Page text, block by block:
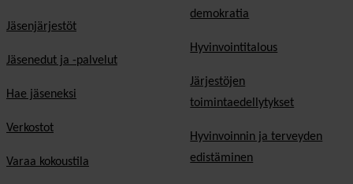
Jäsenjärjestöt
Jäsenedut ja -palvelut
Hae jäseneksi
Verkostot
Varaa kokoustila
demokratia
Hyvinvointitalous
Järjestöjen
toimintaedellytykset
Hyvinvoinnin ja terveyden
edistäminen